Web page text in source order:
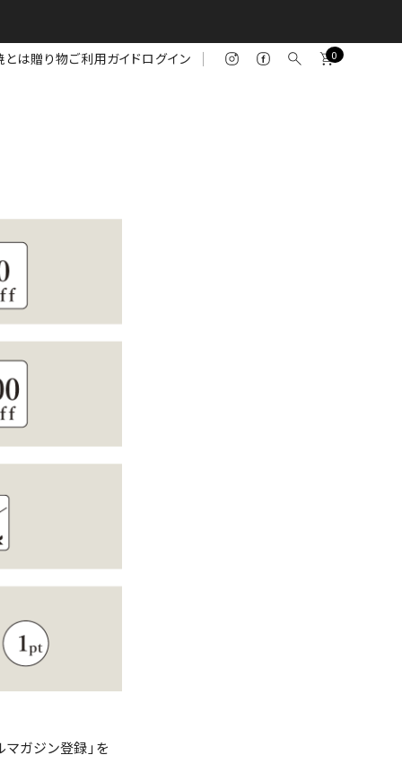
とは贈り物ご利用ガイドログイン 0
マガジン登録」を